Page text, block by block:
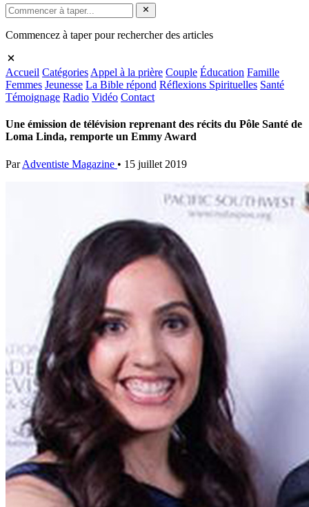
Commencez à taper pour rechercher des articles
Accueil Catégories Appel à la prière Couple Éducation Famille
Femmes Jeunesse La Bible répond Réflexions Spirituelles Santé
Témoignage Radio Vidéo Contact
Une émission de télévision reprenant des récits du Pôle Santé de
Loma Linda, remporte un Emmy Award
Par Adventiste Magazine • 15 juillet 2019